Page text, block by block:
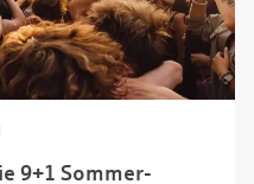
9+1 Sommer-